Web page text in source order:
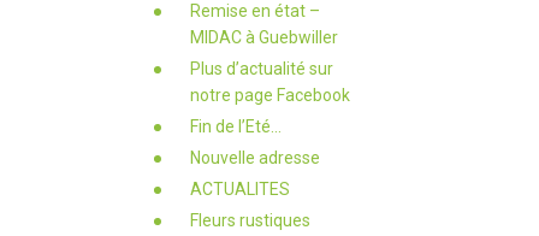
Remise en état –
MIDAC à Guebwiller
Plus d’actualité sur
notre page Facebook
Fin de l’Eté…
Nouvelle adresse
ACTUALITES
Fleurs rustiques